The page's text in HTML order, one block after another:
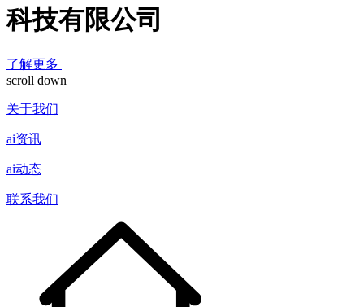
科技有限公司
了解更多
scroll down
关于我们
ai资讯
ai动态
联系我们